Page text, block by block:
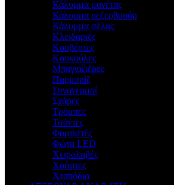
Κάλυμμα μανέτας
Κάλυμμα ρεζερβουάρ
Κάλυμμα σέλας
Κλειδαριές
Κουβέρτες
Κουκούλες
Μπαγιαζιέρες
Παρμπρίζ
Συναγερμοί
Σχάρες
Τρόμπες
Τσάντες
Φορτιστές
Φώτα LED
Χειρολαβές
Χούφτες
Χταπόδια